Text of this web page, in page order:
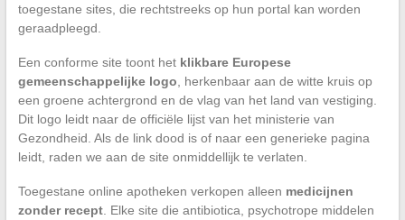
toegestane sites, die rechtstreeks op hun portal kan worden
geraadpleegd.
Een conforme site toont het klikbare Europese
gemeenschappelijke logo , herkenbaar aan de witte kruis op
een groene achtergrond en de vlag van het land van vestiging.
Dit logo leidt naar de officiële lijst van het ministerie van
Gezondheid. Als de link dood is of naar een generieke pagina
leidt, raden we aan de site onmiddellijk te verlaten.
Toegestane online apotheken verkopen alleen medicijnen
zonder recept. Elke site die antibiotica, psychotrope middelen